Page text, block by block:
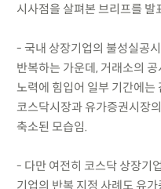
시사점을 살펴본 브리프를 발
- 국내 상장기업의 불성실공
반복하는 가운데, 거래소의
노력에 힘입어 일부 기간에는
코스닥시장과 유가증권시장
축소된 모습임.
- 다만 여전히 코스닥 상장기
기업의 반복 지정 사례도 유